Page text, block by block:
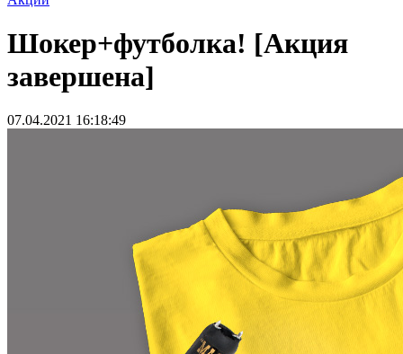
Шокер+футболка! [Акция
завершена]
07.04.2021 16:18:49